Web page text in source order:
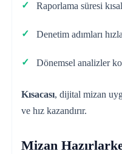
Raporlama süresi
Denetim adımları
Dönemsel analizler
Kısacası, dijital mizan
ve hız kazandırır.
Mizan